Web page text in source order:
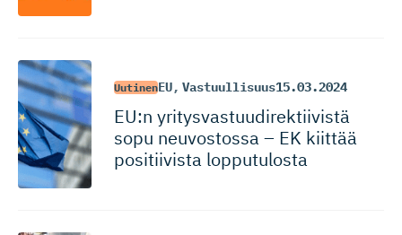
UutinenEU, Vastuullisuus15.03.2024
EU:n yritysvas­tuu­di­rek­tiivistä
sopu neuvostossa – EK kiittää
positiivista lopputulosta